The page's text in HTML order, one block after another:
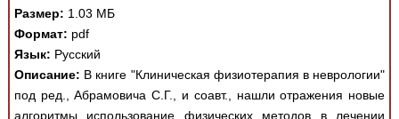
Размер: 1.03 МБ
Формат: pdf
Язык: Русский
Описание: В книге "Клиническая физиотерапия в неврологии"
под ред., Абрамовича С.Г., и соавт., нашли отражения новые
алгоритмы использование физических методов в лечении